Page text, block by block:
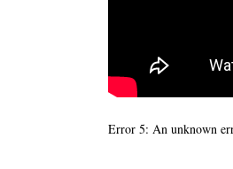
Error 5: An unknown